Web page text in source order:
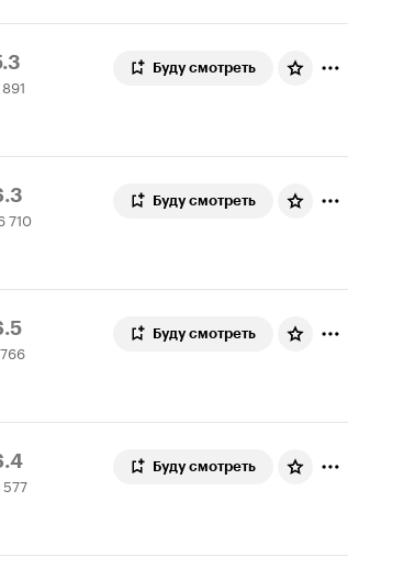
Буду смотреть
710
Буду смотреть
Буду смотреть
Буду смотреть